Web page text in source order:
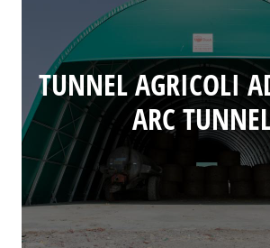
TUNNEL AGRICOLI
ARC